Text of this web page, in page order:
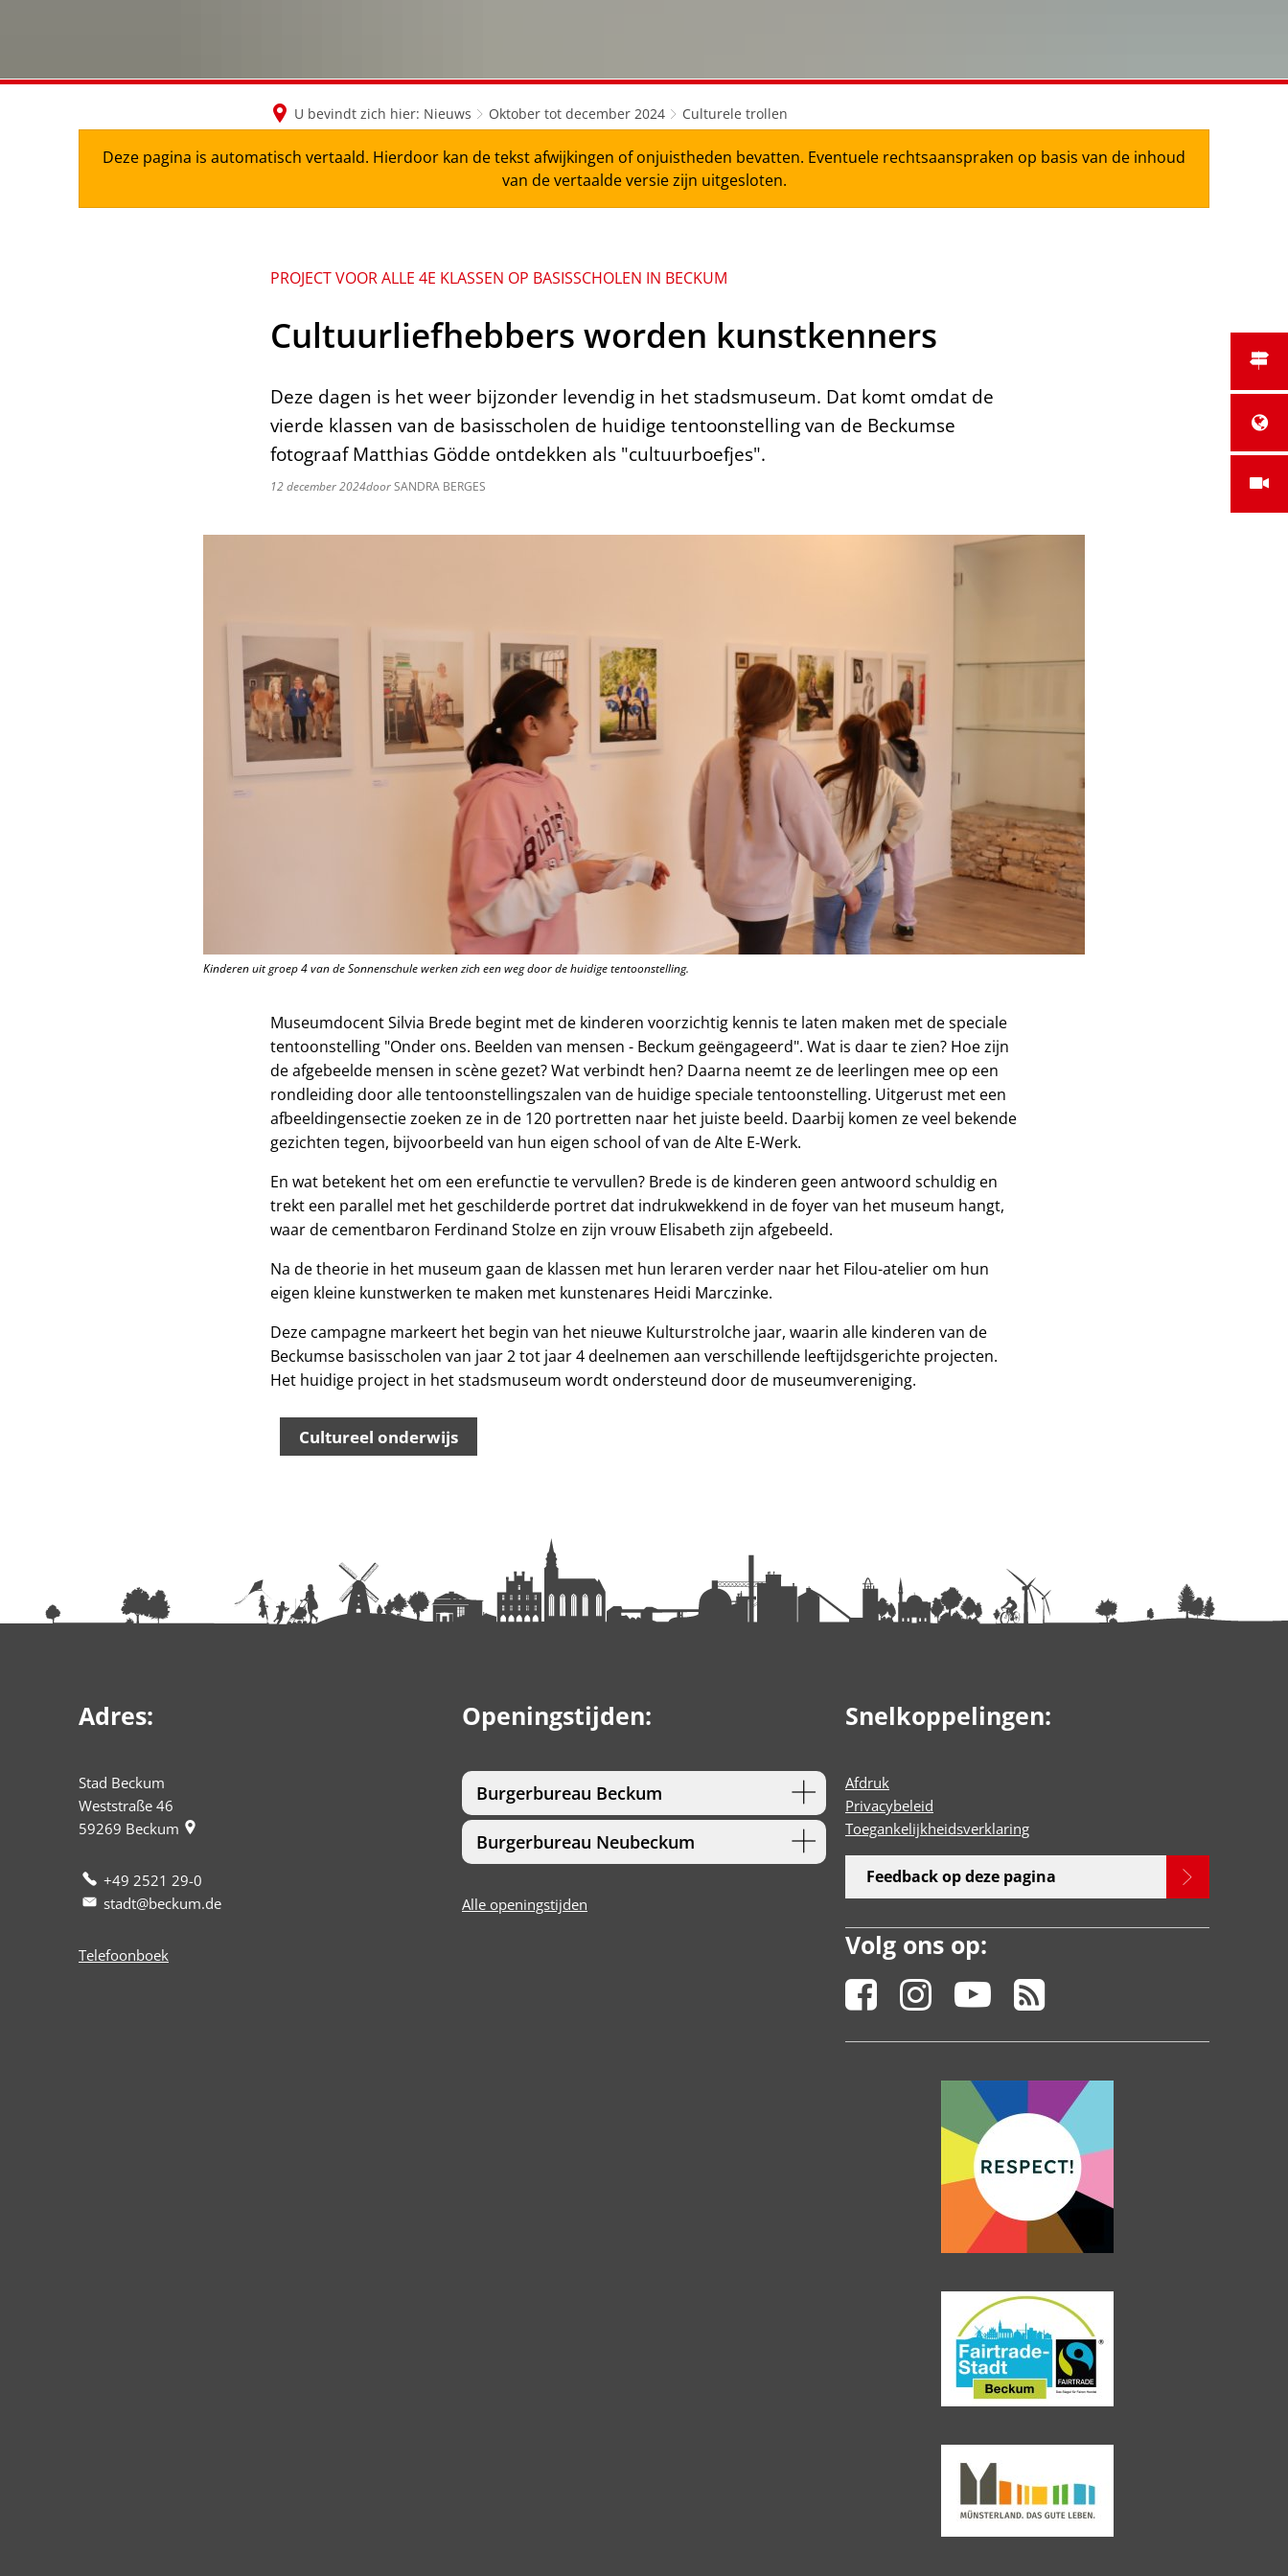
U bevindt zich hier: Nieuws Oktober tot december 2024 Culturele trollen
Deze pagina is automatisch vertaald. Hierdoor kan de tekst afwijkingen of onjuistheden bevatten. Eventuele rechtsaanspraken op basis van de inhoud
van de vertaalde versie zijn uitgesloten.
PROJECT VOOR ALLE 4E KLASSEN OP BASISSCHOLEN IN BECKUM
Cultuurliefhebbers worden kunstkenners
Deze dagen is het weer bijzonder levendig in het stadsmuseum. Dat komt omdat de
vierde klassen van de basisscholen de huidige tentoonstelling van de Beckumse
fotograaf Matthias Gödde ontdekken als "cultuurboefjes".
12 december 2024doorSANDRA BERGES
Kinderen uit groep 4 van de Sonnenschule werken zich een weg door de huidige tentoonstelling.
Museumdocent Silvia Brede begint met de kinderen voorzichtig kennis te laten maken met de speciale
tentoonstelling "Onder ons. Beelden van mensen - Beckum geëngageerd". Wat is daar te zien? Hoe zijn
de afgebeelde mensen in scène gezet? Wat verbindt hen? Daarna neemt ze de leerlingen mee op een
rondleiding door alle tentoonstellingszalen van de huidige speciale tentoonstelling. Uitgerust met een
afbeeldingensectie zoeken ze in de 120 portretten naar het juiste beeld. Daarbij komen ze veel bekende
gezichten tegen, bijvoorbeeld van hun eigen school of van de Alte E-Werk.
En wat betekent het om een erefunctie te vervullen? Brede is de kinderen geen antwoord schuldig en
trekt een parallel met het geschilderde portret dat indrukwekkend in de foyer van het museum hangt,
waar de cementbaron Ferdinand Stolze en zijn vrouw Elisabeth zijn afgebeeld.
Na de theorie in het museum gaan de klassen met hun leraren verder naar het Filou-atelier om hun
eigen kleine kunstwerken te maken met kunstenares Heidi Marczinke.
Deze campagne markeert het begin van het nieuwe Kulturstrolche jaar, waarin alle kinderen van de
Beckumse basisscholen van jaar 2 tot jaar 4 deelnemen aan verschillende leeftijdsgerichte projecten.
Het huidige project in het stadsmuseum wordt ondersteund door de museumvereniging.
Cultureel onderwijs
Adres:
Stad Beckum
Weststraße 46
59269 Beckum
+49 2521 29-0
stadt@beckum.de
Telefoonboek
Openingstijden:
Burgerbureau Beckum
Burgerbureau Neubeckum
Alle openingstijden
Snelkoppelingen:
Afdruk
Privacybeleid
Toegankelijkheidsverklaring
Feedback op deze pagina
Volg ons op: